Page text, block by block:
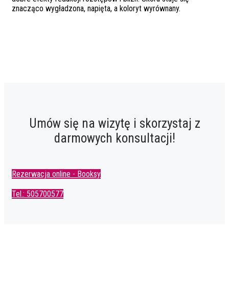
znacząco wygładzona, napięta, a koloryt wyrównany.
Umów się na wizytę i skorzystaj z
darmowych konsultacji!
Rezerwacja online - Booksy
Tel.: 505700577